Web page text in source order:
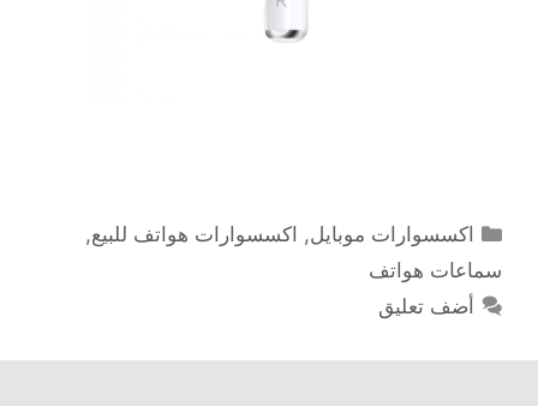
التصنيفات
اكسسوارات موبايل, اكسسوارات هواتف للبيع,
سماعات هواتف
أضف تعليق